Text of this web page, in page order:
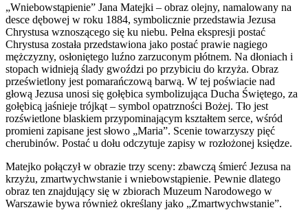
„Wniebowstąpienie” Jana Matejki – obraz olejny, namalowany na
desce dębowej w roku 1884, symbolicznie przedstawia Jezusa
Chrystusa wznoszącego się ku niebu. Pełna ekspresji postać
Chrystusa została przedstawiona jako postać prawie nagiego
mężczyzny, osłoniętego luźno zarzuconym płótnem. Na dłoniach i
stopach widnieją ślady gwoździ po przybiciu do krzyża. Obraz
prześwietlony jest pomarańczową barwą. W tej poświacie nad
głową Jezusa unosi się gołębica symbolizująca Ducha Świętego, za
gołębicą jaśnieje trójkąt – symbol opatrzności Bożej. Tło jest
rozświetlone blaskiem przypominającym kształtem serce, wśród
promieni zapisane jest słowo „Maria”. Scenie towarzyszy pięć
cherubinów. Postać u dołu odczytuje zapisy w rozłożonej księdze.
Matejko połączył w obrazie trzy sceny: zbawczą śmierć Jezusa na
krzyżu, zmartwychwstanie i wniebowstąpienie. Pewnie dlatego
obraz ten znajdujący się w zbiorach Muzeum Narodowego w
Warszawie bywa również określany jako „Zmartwychwstanie”.